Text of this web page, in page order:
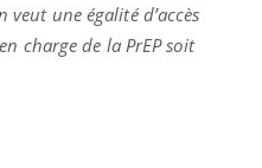
veut une égalité d’accès
charge de la PrEP soit